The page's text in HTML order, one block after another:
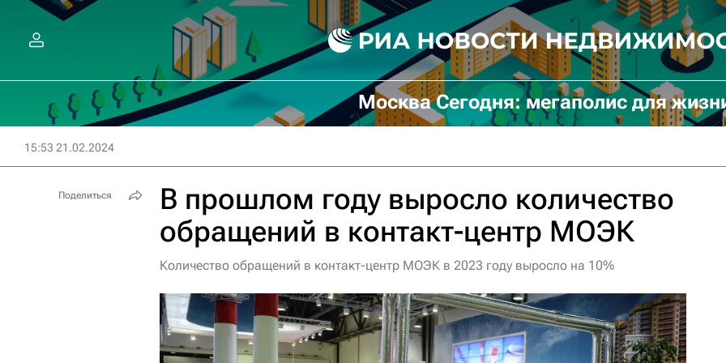
Москва Сегодня: мегаполис для
15:53 21.02.2024
В прошлом году выросло количество
обращений в контакт-центр МОЭК
Количество обращений в контакт-центр МОЭК в 2023 году выросло на 10%
Поделиться